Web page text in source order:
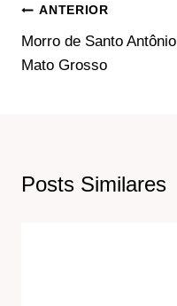
Navegação
De
ANTERIOR
Morro de Santo Antônio
Mato Grosso
Posts Similares